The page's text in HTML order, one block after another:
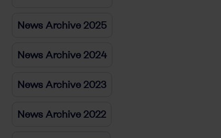
News Archive 2025
News Archive 2024
News Archive 2023
News Archive 2022